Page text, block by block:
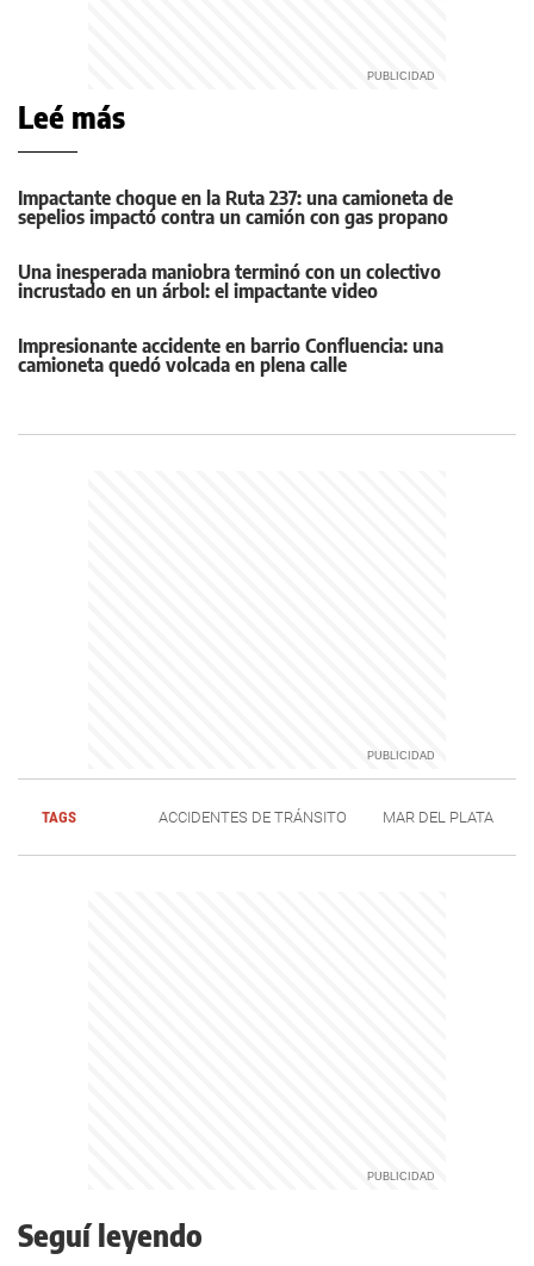
Leé más
Impactante choque en la Ruta 237: una camioneta de
sepelios impactó contra un camión con gas propano
Una inesperada maniobra terminó con un colectivo
incrustado en un árbol: el impactante video
Impresionante accidente en barrio Confluencia: una
camioneta quedó volcada en plena calle
TAGS ACCIDENTES DE TRÁNSITO MAR DEL PLATA
Seguí leyendo